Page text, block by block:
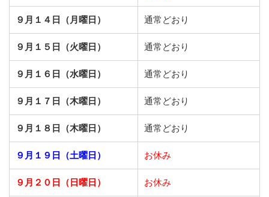
９月１４日（月曜日） 通常どおり
９月１５日（火曜日） 通常どおり
９月１６日（水曜日） 通常どおり
９月１７日（木曜日） 通常どおり
９月１８日（木曜日） 通常どおり
９月１９日（土曜日） お休み
９月２０日（日曜日） お休み